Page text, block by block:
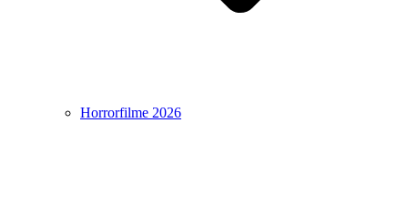
Horrorfilme 2026